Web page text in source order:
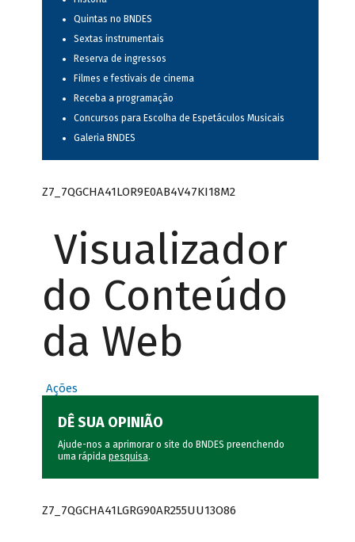
Quintas no BNDES
Sextas instrumentais
Reserva de ingressos
Filmes e festivais de cinema
Receba a programação
Concursos para Escolha de Espetáculos Musicais
Galeria BNDES
Z7_7QGCHA41LOR9E0AB4V47KI18M2
Visualizador
do Conteúdo
da Web
Ações
DÊ SUA OPINIÃO
Ajude-nos a aprimorar o site do BNDES preenchendo
uma rápida pesquisa.
Z7_7QGCHA41LGRG90AR255UU13O86